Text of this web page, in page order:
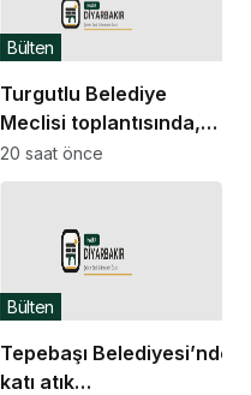
Turgutlu Belediye
Meclisi toplantısında,
gündemdeki konular
karara bağlandı
Bülten
20 saat önce
Tepebaşı Belediyesi’nden
katı atık
Bülten